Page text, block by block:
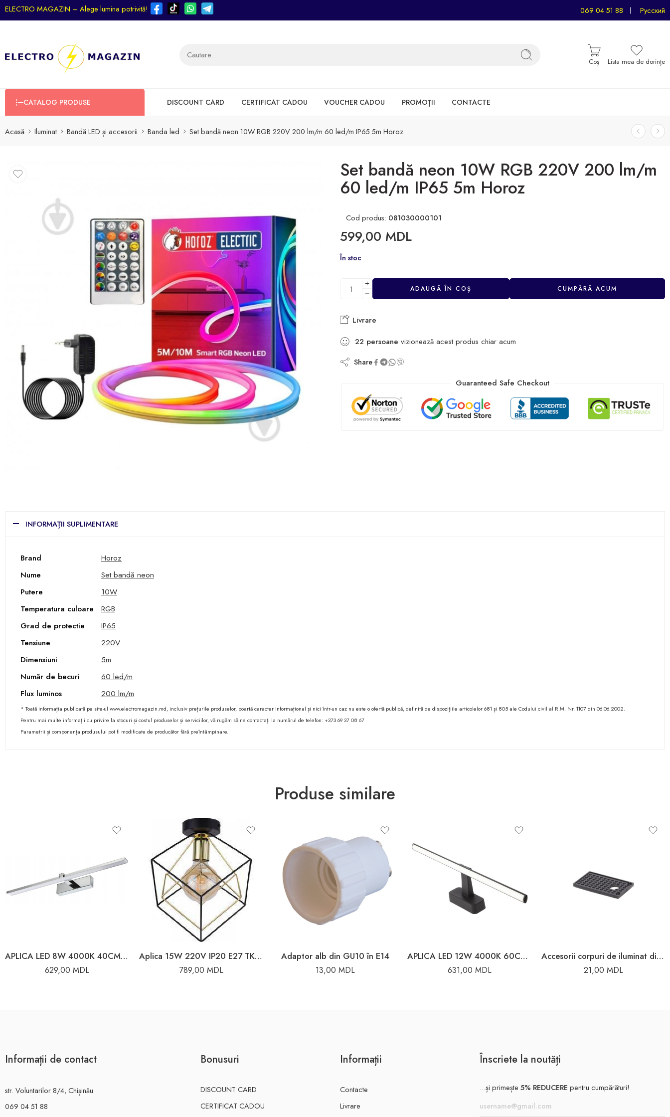
ELECTRO MAGAZIN – Alege lumina potrivită! 069 04 51 88 Русский
Coș Lista mea de dorințe
CATALOG PRODUSE DISCOUNT CARD CERTIFICAT CADOU VOUCHER CADOU PROMOȚII CONTACTE
Acasă Iluminat Bandă LED și accesorii Banda led Set bandă neon 10W RGB 220V 200 lm/m 60 led/m IP65 5m Horoz
Set bandă neon 10W RGB 220V 200 lm/m
60 led/m IP65 5m Horoz
Cod produs: 081030000101
599,00 MDL
În stoc
ADAUGĂ ÎN COȘ CUMPĂRĂ ACUM
Livrare
22 persoane vizionează acest produs chiar acum
Share
Guaranteed Safe Checkout
INFORMAȚII SUPLIMENTARE
Brand
Horoz
Nume
Set bandă neon
Putere
10W
Temperatura culoare
RGB
Grad de protectie
IP65
Tensiune
220V
Dimensiuni
5m
Număr de becuri
60 led/m
Flux luminos
200 lm/m
* Toată informația publicată pe site-ul www.electromagazin.md, inclusiv prețurile produselor, poartă caracter informațional și nici într-un caz nu este o ofertă publică, definită de dispozițiile articolelor 681 și 805 ale Codului civil al R.M. Nr. 1107 din 06.06.2002.
Pentru mai multe informații cu privire la stocuri și costul produselor și serviciilor, vă rugăm să ne contactați la numărul de telefon: +373 69 37 08 67
Parametrii și componența produsului pot fi modificate de producător fără preîntâmpinare.
Produse similare
APLICA LED 8W 4000K 40CM IP44 CROM KEIRA
629,00 MDL
Aplica 15W 220V IP20 E27 TK Lighting
789,00 MDL
Adaptor alb din GU10 în E14
13,00 MDL
APLICA LED 12W 4000K 60CM IP44 NEGRU KEIRA
631,00 MDL
Accesorii corpuri de iluminat directionat Elmos
21,00 MDL
Informații de contact
str. Voluntarilor 8/4, Chișinău
069 04 51 88
Bonusuri
DISCOUNT CARD
CERTIFICAT CADOU
Informații
Contacte
Livrare
Înscriete la noutăți
...și primește 5% REDUCERE pentru cumpărături!